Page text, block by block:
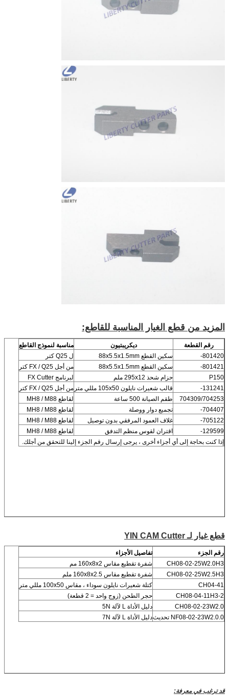
المزيد من قطع الغيار المناسبة للقاطع:
رقم القطعة ديكريبتيون
مناسبة لنموذج القاطع
801420-
سكين القطع 88x5.5x1.5mm
ل Q25 كتر
801421-
سكين القطع 88x5.5x1.5mm
من أجل FX / Q25 كتر
P150
حزام شحذ 295x12 ملم
لبرنامج FX Cutter
131241-
قالب شعيرات نايلون 105x50 مللي متر
من أجل FX / Q25 كتر
704309/704253
طقم الصيانة 500 ساعة
لقاطع MH8 / M88
704407-
تجميع دوار ووصلة
لقاطع MH8 / M88
705122-
غلاف العمود المرفقي بدون توصيل
لقاطع MH8 / M88
129599-
اقتران لقوس منظم التدفق
لقاطع MH8 / M88
إذا كنت بحاجة إلى أي أجزاء أخرى ، يرجى إرسال رقم الجزء إلينا للتحقق من أجلك.
قطع غيار لـ YIN CAM Cutter
رقم الجزء
تفاصيل الأجزاء
CH08-02-25W2.0H3
شفرة تقطيع مقاس 160x8x2 مم
CH08-02-25W2.5H3
شفرة تقطيع مقاس 160x8x2.5 ملم
CH04-41
كتلة شعيرات نايلون سوداء ، مقاس 100x50 مللي متر
CH08-04-11H3-2
حجر الطحن (زوج واحد = 2 قطعة)
CH08-02-23W2.0
دليل الأداة L لآلة 5N
NF08-02-23W2.0.0 تحديث
دليل الأداة L لآلة 7N
قد ترغب في معرفة: